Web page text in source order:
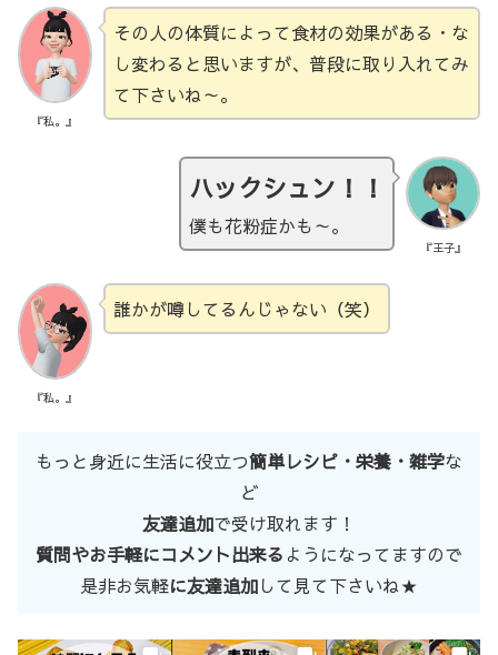
『私。』
その人の体質によって食材の効果がある・な
し変わると思いますが、普段に取り入れてみ
て下さいね～。
『王子』
ハックシュン！！
僕も花粉症かも～。
『私。』
誰かが噂してるんじゃない（笑）
もっと身近に生活に役立つ簡単レシピ・栄養・雑学な
ど
友達追加で受け取れます！
質問やお手軽にコメント出来る ようになってますので
是非お気軽に友達追加して見て下さいね★